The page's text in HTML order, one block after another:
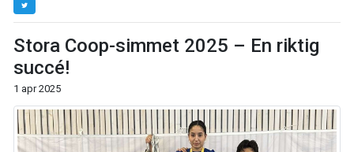
Stora Coop-simmet 2025 – En riktig
succé!
1 apr 2025